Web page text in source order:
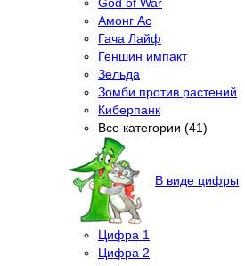
Амонг Ас
Гача Лайф
Геншин импакт
Зельда
Зомби против растений
Киберпанк
Все категории (41)
В виде цифры
Цифра 1
Цифра 2